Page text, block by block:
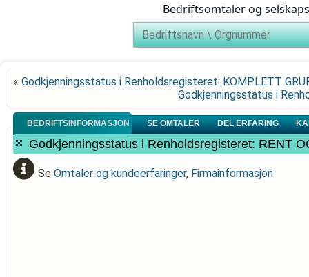
Bedriftsomtaler og
« Godkjenningsstatus i Renholdsregisteret: KOMPLETT
Godkjenningsstatus i
BEDRIFTSINFORMASJON SE OMTALER DEL ERFARING
Godkjenningsstatus i Renholdsregisteret: RENT
Se Omtaler og kundeerfaringer, Firmainformasjon